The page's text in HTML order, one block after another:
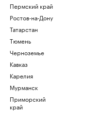
Пермский край
Ростов-на-Дону
Татарстан
Тюмень
Черноземье
Кавказ
Карелия
Мурманск
Приморский
край